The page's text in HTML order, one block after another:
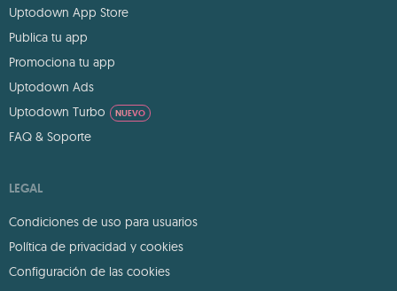
Uptodown App Store
Publica tu app
Promociona tu app
Uptodown Ads
Uptodown Turbo
NUEVO
FAQ & Soporte
LEGAL
Condiciones de uso para usuarios
Política de privacidad y cookies
Configuración de las cookies